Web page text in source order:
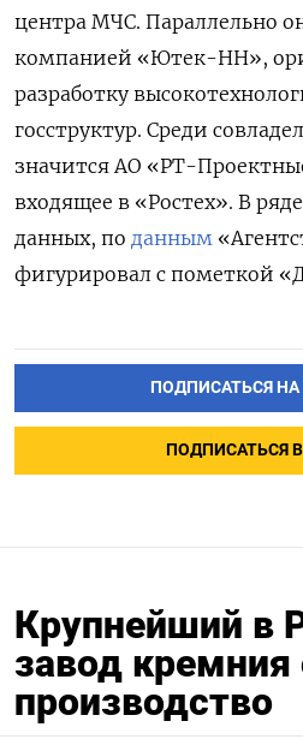
центра МЧС. Параллельно
компанией «Ютек-НН»,
разработку
госструктур. Среди
значится АО «РТ-
входящее в «Ростех». В
данных, по данным
фигурировал с пометкой
ПОДПИСАТЬСЯ НА
ПОДПИСАТЬСЯ В
Крупнейший в
завод кремния
производство